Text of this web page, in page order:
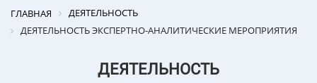
ГЛАВНАЯ
ДЕЯТЕЛЬНОСТЬ
ДЕЯТЕЛЬНОСТЬ ЭКСПЕРТНО-АНАЛИТИЧЕСКИЕ МЕРОПРИЯТИЯ
ДЕЯТЕЛЬНОСТЬ